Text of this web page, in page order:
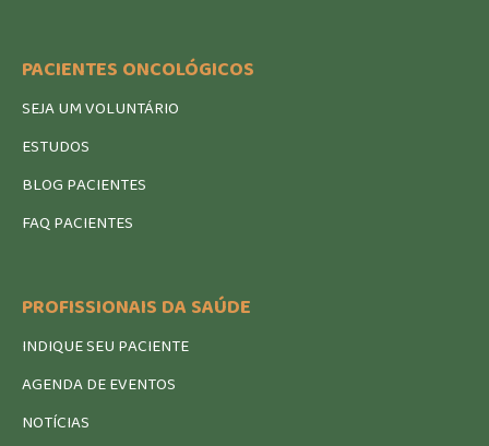
PACIENTES ONCOLÓGICOS
SEJA UM VOLUNTÁRIO
ESTUDOS
BLOG PACIENTES
FAQ PACIENTES
PROFISSIONAIS DA SAÚDE
INDIQUE SEU PACIENTE
AGENDA DE EVENTOS
NOTÍCIAS